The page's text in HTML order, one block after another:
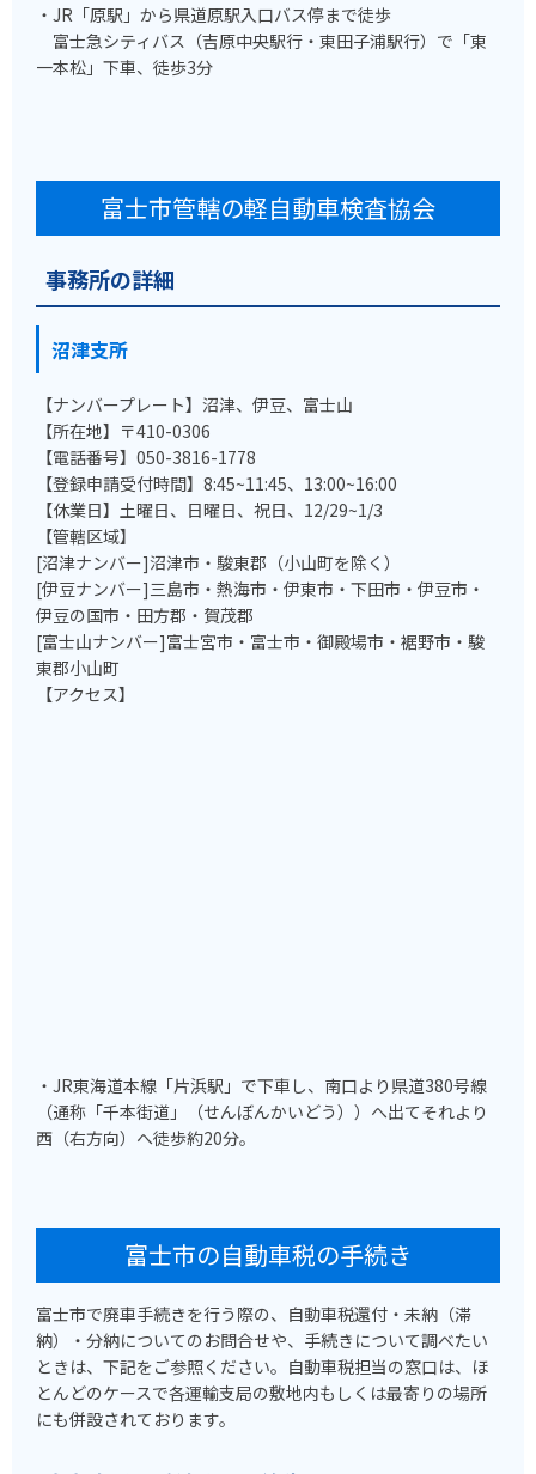
・JR「原駅」から県道原駅入口バス停まで徒歩
富士急シティバス（吉原中央駅行・東田子浦駅行）で「東
一本松」下車、徒歩3分
富士市管轄の軽自動車検査協会
事務所の詳細
沼津支所
【ナンバープレート】沼津、伊豆、富士山
【所在地】〒410-0306
【電話番号】050-3816-1778
【登録申請受付時間】8:45~11:45、13:00~16:00
【休業日】土曜日、日曜日、祝日、12/29~1/3
【管轄区域】
[沼津ナンバー]沼津市・駿東郡（小山町を除く）
[伊豆ナンバー]三島市・熱海市・伊東市・下田市・伊豆市・
伊豆の国市・田方郡・賀茂郡
[富士山ナンバー]富士宮市・富士市・御殿場市・裾野市・駿
東郡小山町
【アクセス】
・JR東海道本線「片浜駅」で下車し、南口より県道380号線
（通称「千本街道」（せんぼんかいどう））へ出てそれより
西（右方向）へ徒歩約20分。
富士市の自動車税の手続き
富士市で廃車手続きを行う際の、自動車税還付・未納（滞
納）・分納についてのお問合せや、手続きについて調べたい
ときは、下記をご参照ください。自動車税担当の窓口は、ほ
とんどのケースで各運輸支局の敷地内もしくは最寄りの場所
にも併設されております。